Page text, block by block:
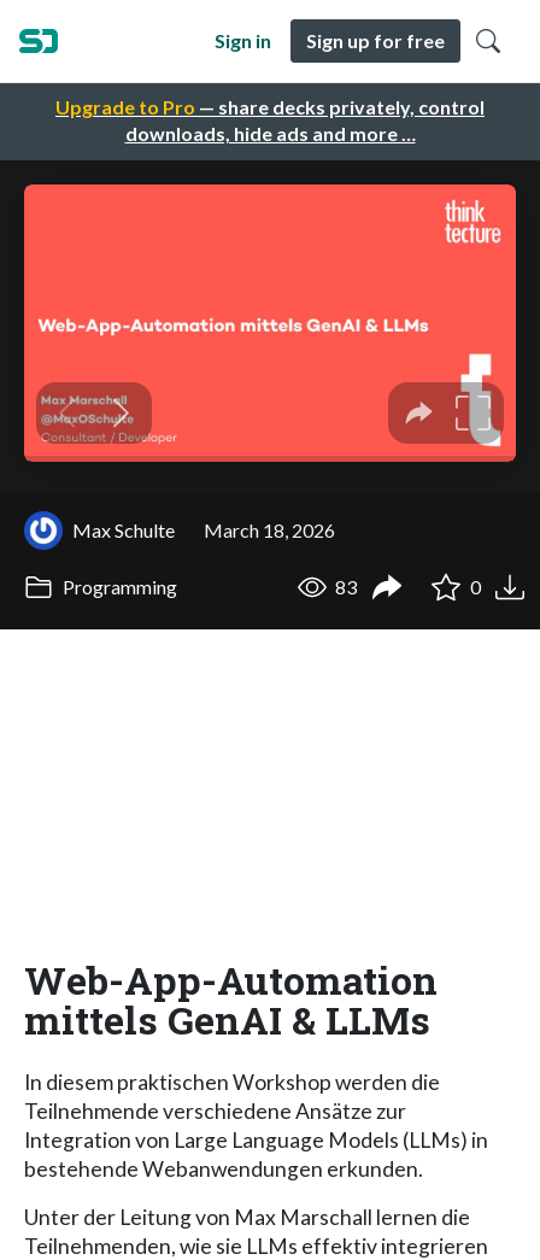
Upgrade to Pro — share decks privately, control
downloads, hide ads and more …
Sign in Sign up for free
Max Schulte March 18, 2026
Programming 83 0
Web-App-Automation
mittels GenAI & LLMs
In diesem praktischen Workshop werden die
Teilnehmende verschiedene Ansätze zur
Integration von Large Language Models (LLMs) in
bestehende Webanwendungen erkunden.
Unter der Leitung von Max Marschall lernen die
Teilnehmenden, wie sie LLMs effektiv integrieren